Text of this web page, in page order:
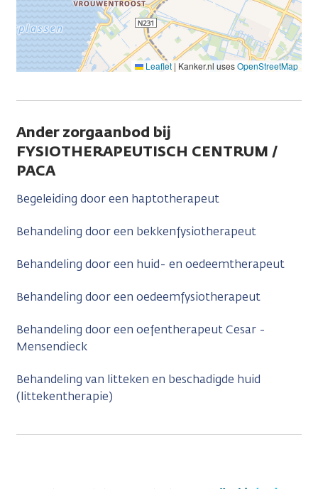
Leaflet | Kanker.nl usesOpenStreetMap
Ander zorgaanbod bij
FYSIOTHERAPEUTISCH CENTRUM /
PACA
Begeleiding door een haptotherapeut
Behandeling door een bekkenfysiotherapeut
Behandeling door een huid- en oedeemtherapeut
Behandeling door een oedeemfysiotherapeut
Behandeling door een oefentherapeut Cesar -
Mensendieck
Behandeling van litteken en beschadigde huid
(littekentherapie)